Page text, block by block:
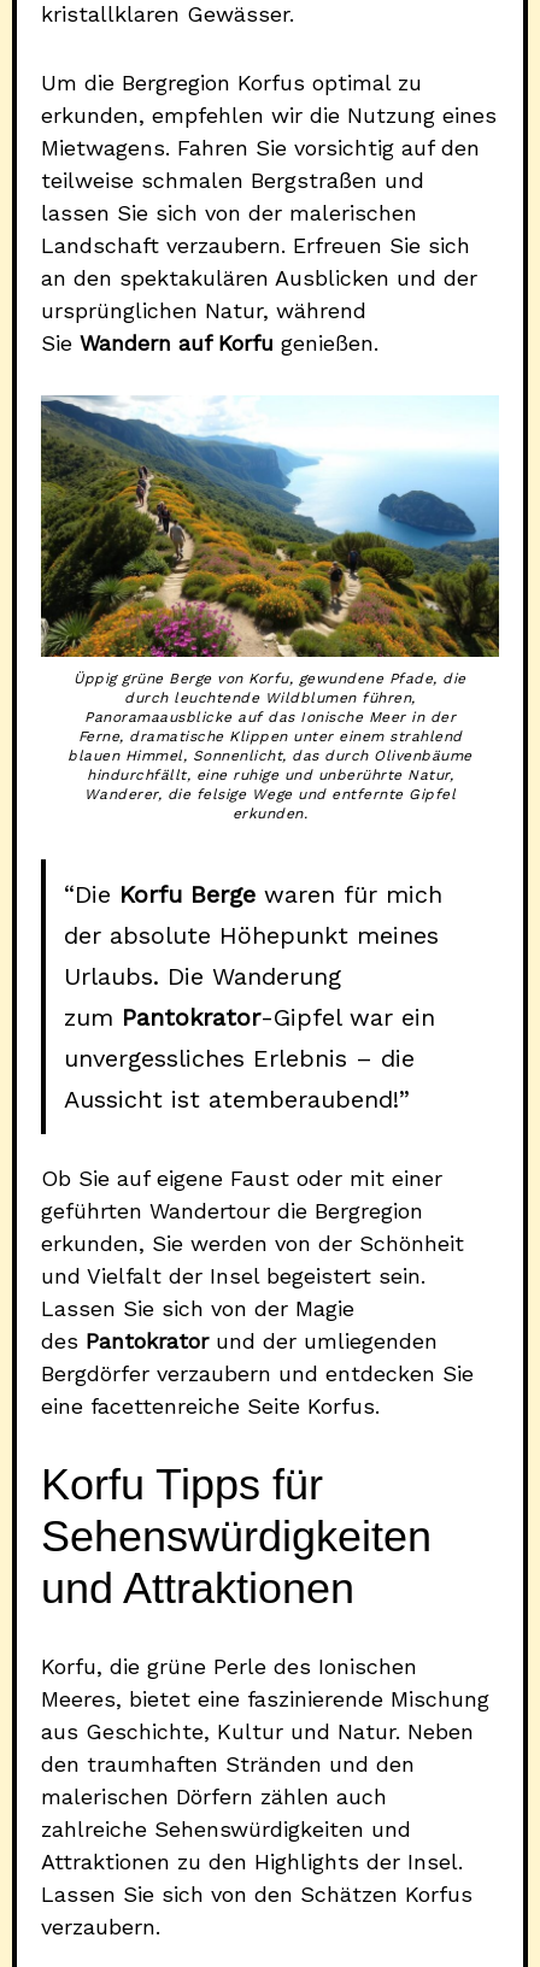
kristallklaren Gewässer.
Um die Bergregion Korfus optimal zu
erkunden, empfehlen wir die Nutzung eines
Mietwagens. Fahren Sie vorsichtig auf den
teilweise schmalen Bergstraßen und
lassen Sie sich von der malerischen
Landschaft verzaubern. Erfreuen Sie sich
an den spektakulären Ausblicken und der
ursprünglichen Natur, während
Sie Wandern auf Korfu genießen.
Üppig grüne Berge von Korfu, gewundene Pfade, die
durch leuchtende Wildblumen führen,
Panoramaausblicke auf das Ionische Meer in der
Ferne, dramatische Klippen unter einem strahlend
blauen Himmel, Sonnenlicht, das durch Olivenbäume
hindurchfällt, eine ruhige und unberührte Natur,
Wanderer, die felsige Wege und entfernte Gipfel
erkunden.
“Die Korfu Berge waren für mich
der absolute Höhepunkt meines
Urlaubs. Die Wanderung
zum Pantokrator-Gipfel war ein
unvergessliches Erlebnis – die
Aussicht ist atemberaubend!”
Ob Sie auf eigene Faust oder mit einer
geführten Wandertour die Bergregion
erkunden, Sie werden von der Schönheit
und Vielfalt der Insel begeistert sein.
Lassen Sie sich von der Magie
des Pantokratorund der umliegenden
Bergdörfer verzaubern und entdecken Sie
eine facettenreiche Seite Korfus.
Korfu Tipps für
Sehenswürdigkeiten
und Attraktionen
Korfu, die grüne Perle des Ionischen
Meeres, bietet eine faszinierende Mischung
aus Geschichte, Kultur und Natur. Neben
den traumhaften Stränden und den
malerischen Dörfern zählen auch
zahlreiche Sehenswürdigkeiten und
Attraktionen zu den Highlights der Insel.
Lassen Sie sich von den Schätzen Korfus
verzaubern.